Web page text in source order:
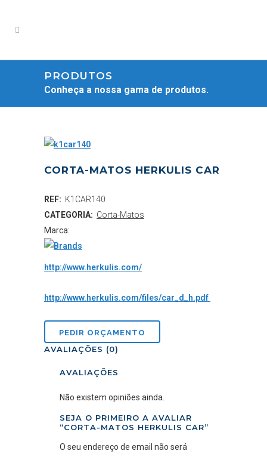
PRODUTOS
Conheça a nossa gama de produtos.
CORTA-MATOS HERKULIS CAR
REF: K1CAR140
CATEGORIA: Corta-Matos
Marca:
http://www.herkulis.com/
http://www.herkulis.com/files/car_d_h.pdf
AVALIAÇÕES (0)
AVALIAÇÕES
Não existem opiniões ainda.
SEJA O PRIMEIRO A AVALIAR
“CORTA-MATOS HERKULIS CAR”
O seu endereço de email não será